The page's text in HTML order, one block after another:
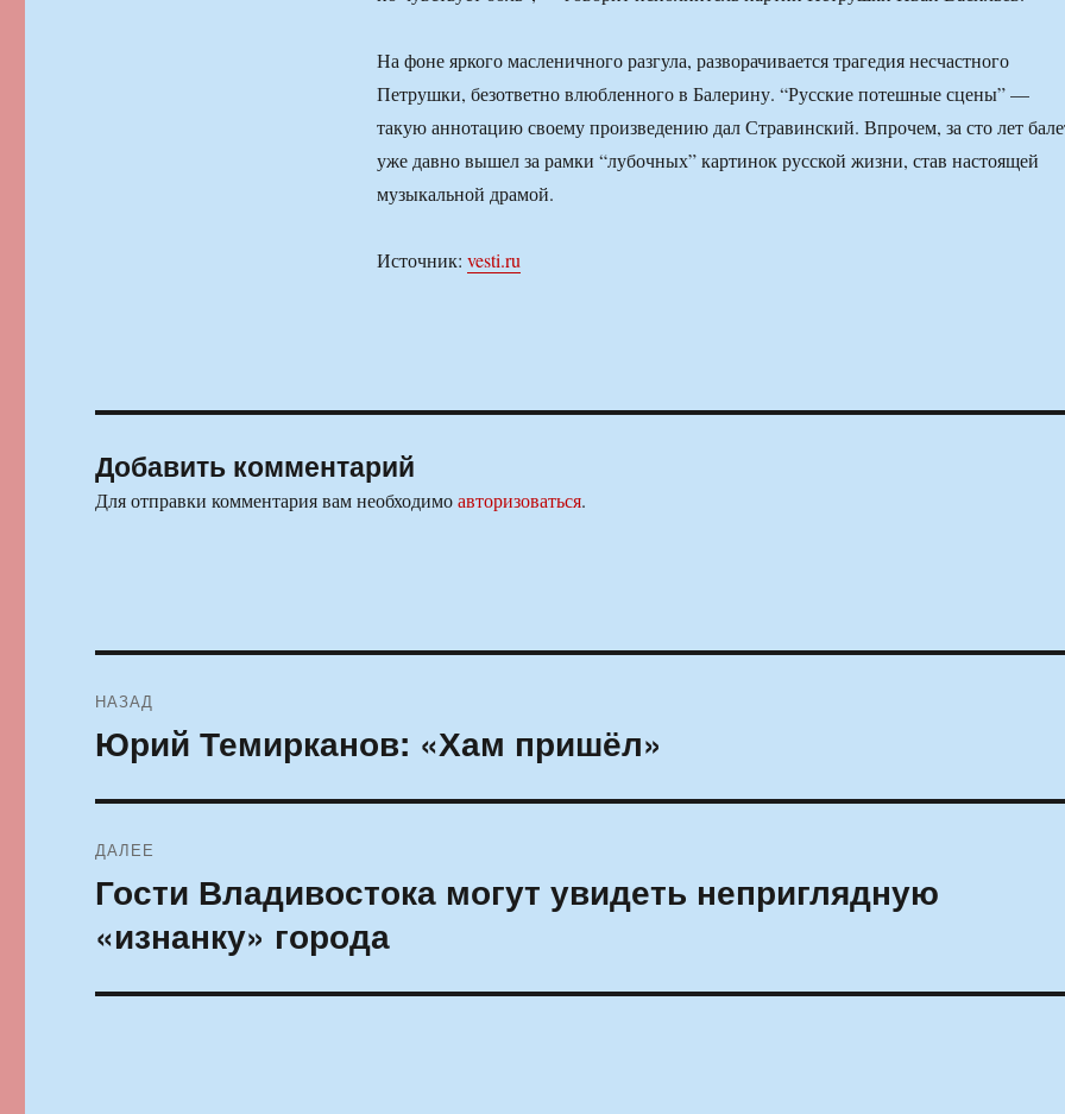
На фоне яркого масленичного разгула, разворачивается трагедия несчастного
Петрушки, безответно влюбленного в Балерину. “Русские потешные сцены” —
такую аннотацию своему произведению дал Стравинский. Впрочем, за сто лет
уже давно вышел за рамки “лубочных” картинок русской жизни, став настоящей
музыкальной драмой.
Источник: vesti.ru
Добавить комментарий
Для отправки комментария вам необходимоавторизоваться.
по
НАЗАД
Предыдущая
запись:
Юрий Темирканов: «Хам пришёл»
ДАЛЕЕ
Следующая
Гости Владивостока могут увидеть неприглядную
«изнанку» города